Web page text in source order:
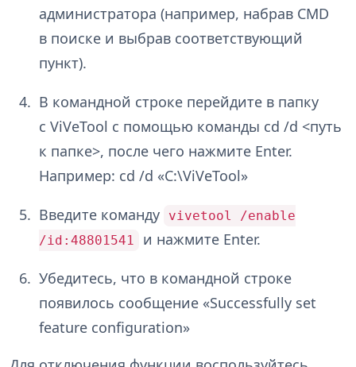
администратора (например, набрав CMD
в поиске и выбрав соответствующий
пункт).
В командной строке перейдите в папку
с ViVeTool с помощью команды cd /d <путь
к папке>, после чего нажмите Enter.
Например: cd /d «C:\ViVeTool»
Введите команду
vivetool /enable
/id:48801541
и нажмите Enter.
Убедитесь, что в командной строке
появилось сообщение «Successfully set
feature configuration»